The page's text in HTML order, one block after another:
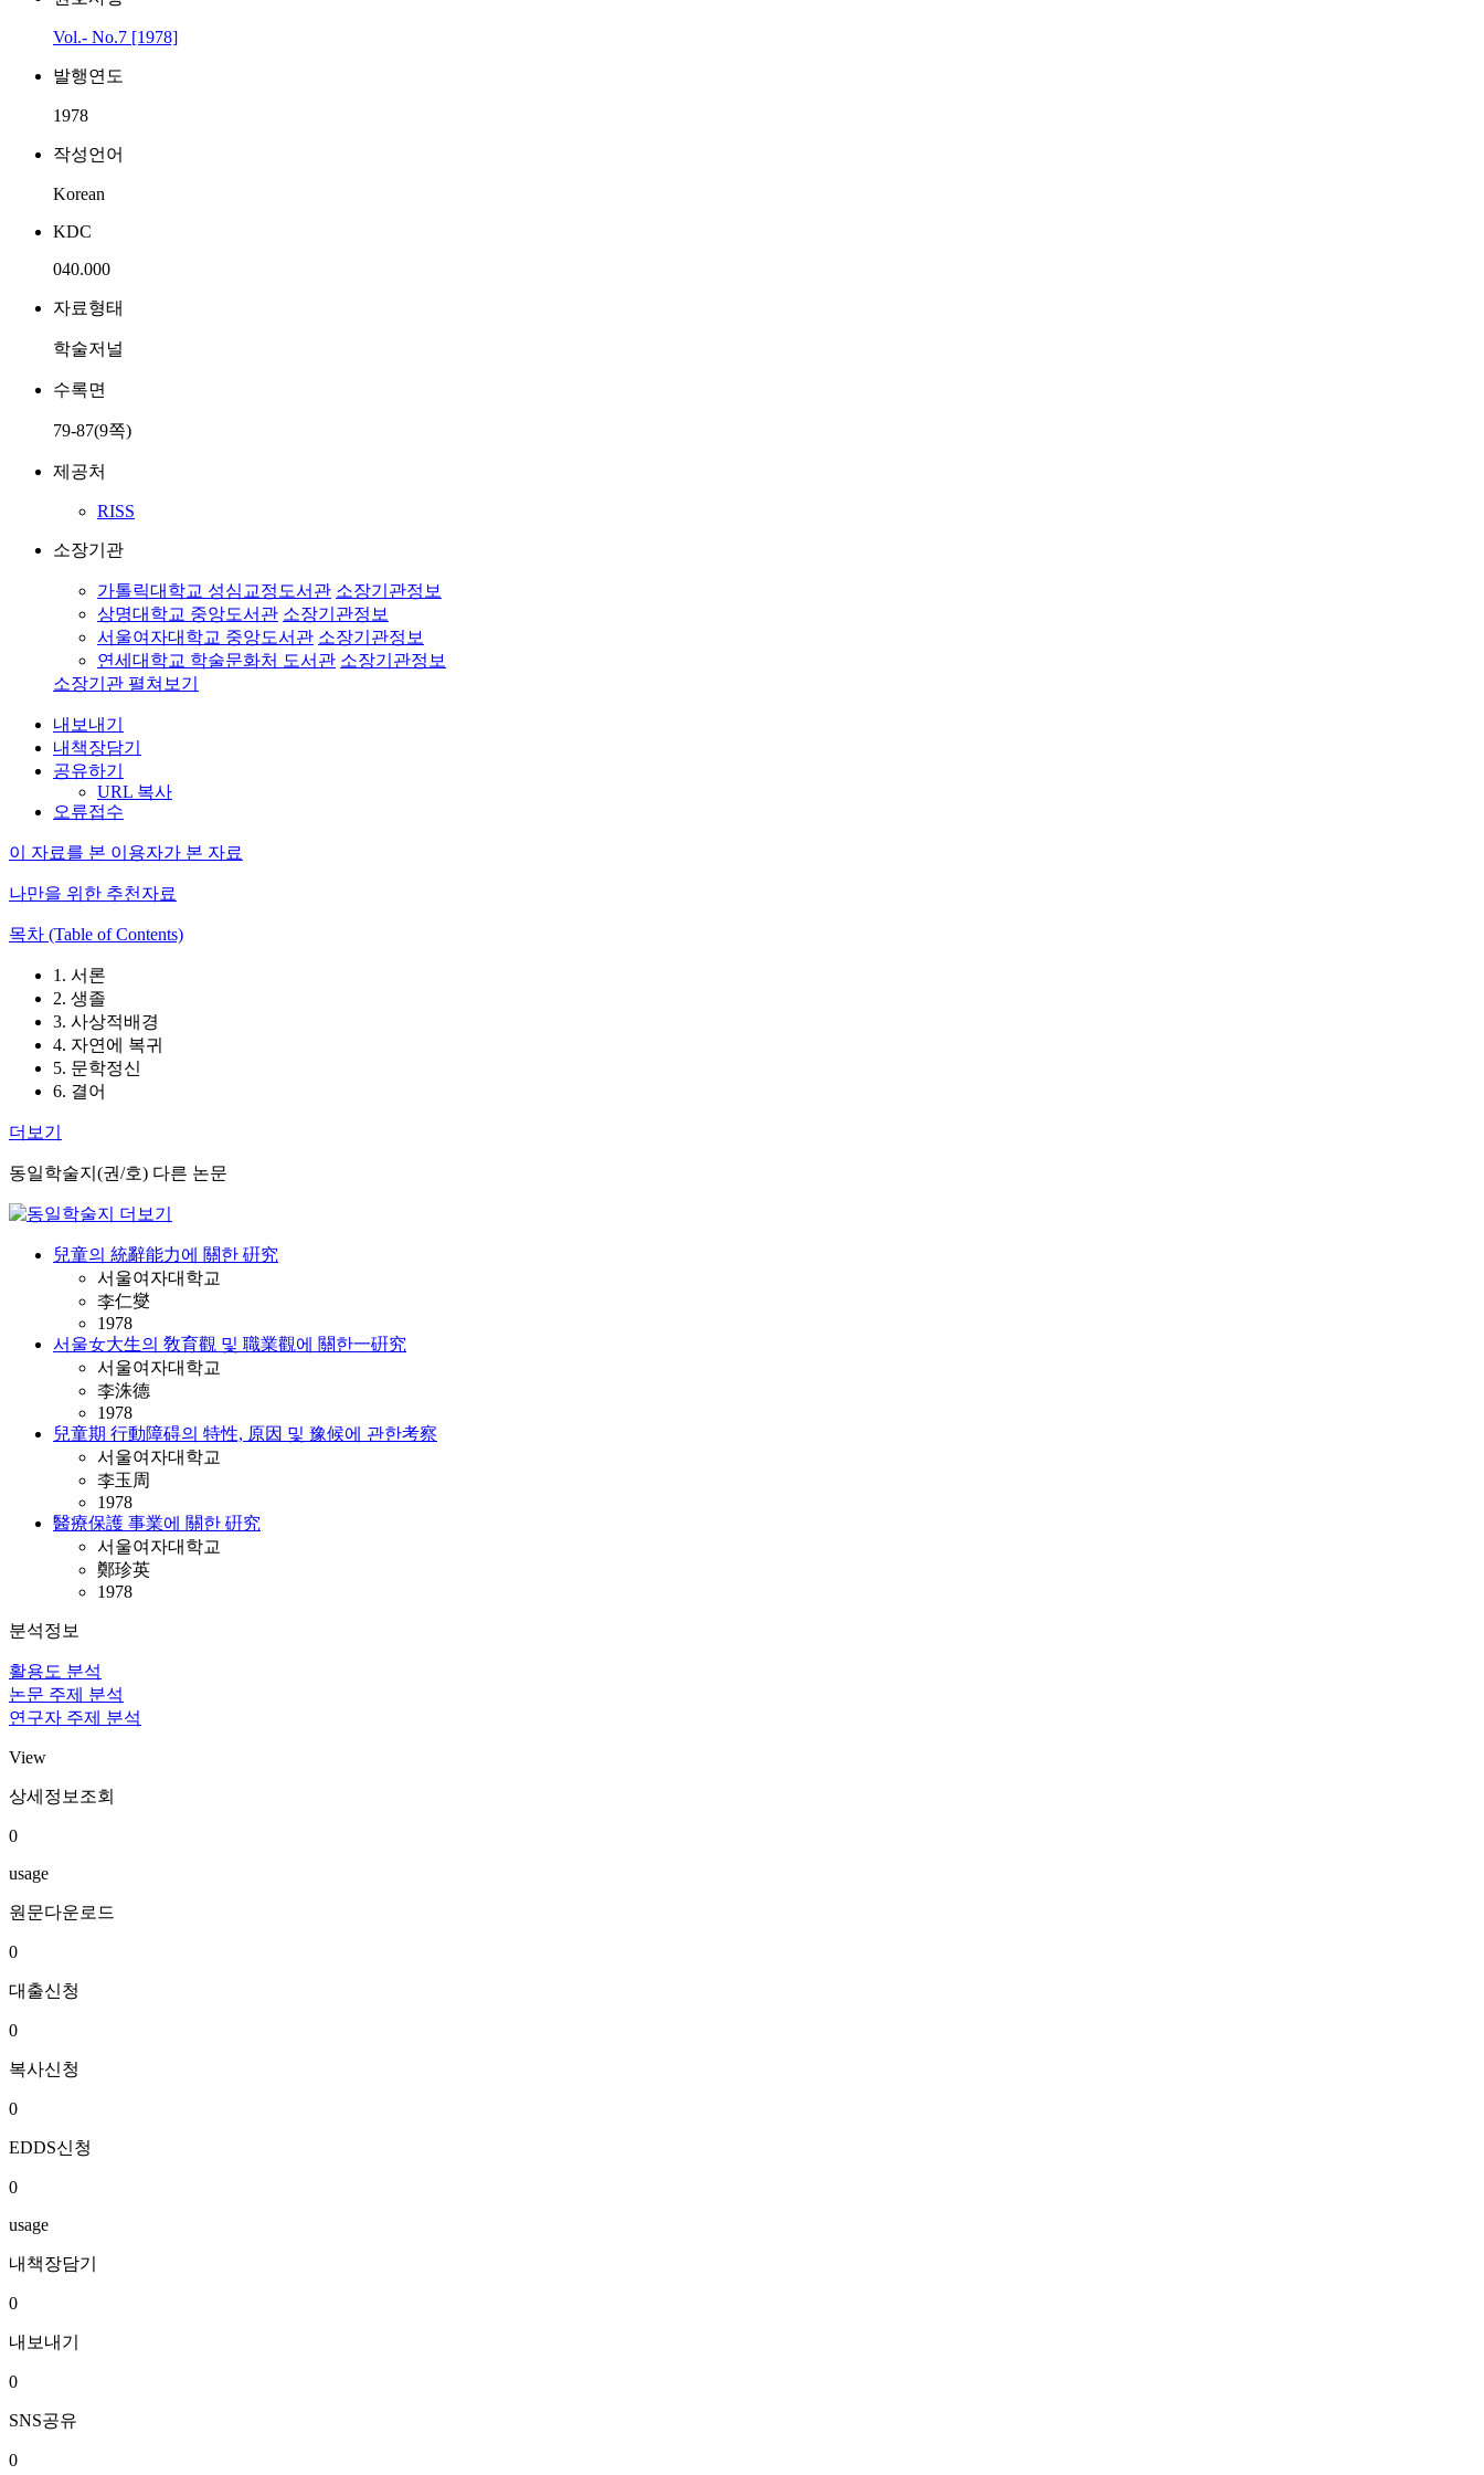
Vol.- No.7 [1978]
발행연도
1978
작성언어
Korean
KDC
040.000
자료형태
학술저널
수록면
79-87(9쪽)
제공처
RISS
소장기관
가톨릭대학교 성심교정도서관 소장기관정보
상명대학교 중앙도서관 소장기관정보
서울여자대학교 중앙도서관 소장기관정보
연세대학교 학술문화처 도서관 소장기관정보
소장기관 펼쳐보기
내보내기
내책장담기
공유하기
URL 복사
오류접수
이 자료를 본 이용자가 본 자료
나만을 위한 추천자료
목차 (Table of Contents)
1. 서론
2. 생졸
3. 사상적배경
4. 자연에 복귀
5. 문학정신
6. 결어
더보기
동일학술지(권/호) 다른 논문
兒童의 統辭能力에 關한 硏究
서울여자대학교
李仁燮
1978
서울女大生의 敎育觀 및 職業觀에 關한一硏究
서울여자대학교
李洙德
1978
兒童期 行動障碍의 特性, 原因 및 豫候에 관한考察
서울여자대학교
李玉周
1978
醫療保護 事業에 關한 硏究
서울여자대학교
鄭珍英
1978
분석정보
활용도 분석
논문 주제 분석
연구자 주제 분석
View
상세정보조회
0
usage
원문다운로드
0
대출신청
0
복사신청
0
EDDS신청
0
usage
내책장담기
0
내보내기
0
SNS공유
0